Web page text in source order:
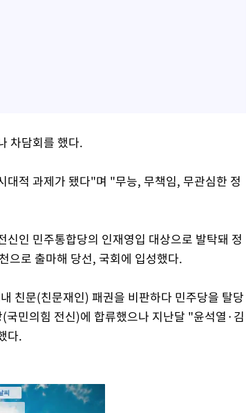
차담회를 했다.
대적 과제가 됐다"며 "무능, 무책임, 무관심한 정
인 민주통합당의 인재영입 대상으로 발탁돼 정
으로 출마해 당선, 국회에 입성했다.
친문(친문재인) 패권을 비판하다 민주당을 탈당
민의힘 전신)에 합류했으나 지난달 "윤석열·김
다.